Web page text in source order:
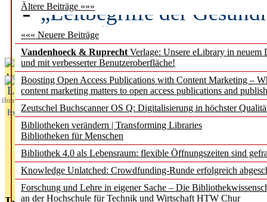
Ältere Beiträge »»»
««« Neuere Beiträge
Vandenhoeck & Ruprecht Verlage: Unsere eLibrary in neuem
und mit verbesserter Benutzeroberfläche!
Boosting Open Access Publications with Content Marketing –
content marketing matters to open access publications and
Zeutschel Buchscanner OS Q: Digitalisierung in höchster
Bibliotheken verändern | Transforming Libraries
Bibliotheken für Menschen
Bibliothek 4.0 als Lebensraum: flexible Öffnungszeiten sind
Knowledge Unlatched: Crowdfunding-Runde erfolgreich
Forschung und Lehre in eigener Sache – Die
an der Hochschule für Technik und Wirtschaft HTW Chur
„Leitbegriffe der
des BIÖG erscheinen
Aktuelles aus
L
ibrary
Essentials